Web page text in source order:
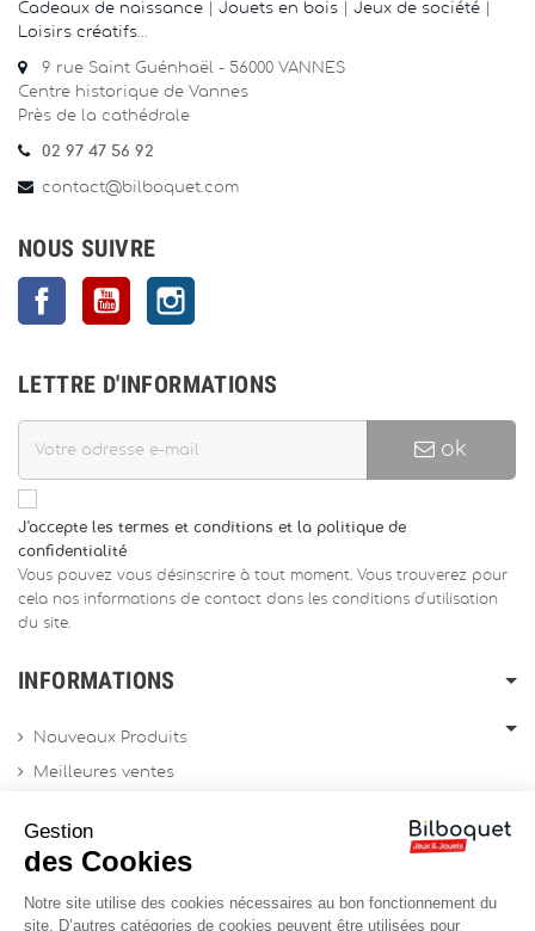
Cadeaux de naissance Jouets en bois Jeux de société
Loisirs créatifs…
9 rue Saint Guénhaël - 56000 VANNES
Centre historique de Vannes
Près de la cathédrale
02 97 47 56 92
contact@bilboquet.com
NOUS SUIVRE
FacebookYouTube
LETTRE D'INFORMATIONS
ok
J'accepte les termes et conditions et la politique de
confidentialité
Vous pouvez vous désinscrire à tout moment. Vous trouverez pour
cela nos informations de contact dans les conditions d'utilisation
du site.
INFORMATIONS
Nouveaux Produits
Meilleures ventes
Archives produits
Gestion
des Cookies
Notre site utilise des cookies nécessaires au bon fonctionnement du
site. D’autres catégories de cookies peuvent être utilisées pour